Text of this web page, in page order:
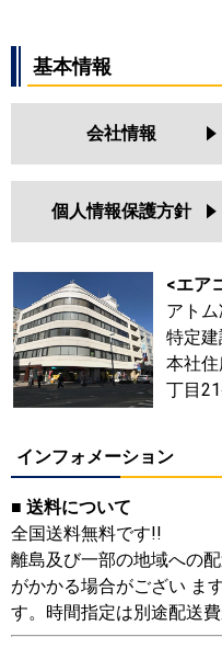
基本情報
会社情報
個人情報保護方針
<エア
アト
特定
本社
丁目
インフォメーション
■ 送料について
全国送料無料です!!
離島及び一部の地域への
がかかる場合がござい ま
す。時間指定は別途配送費